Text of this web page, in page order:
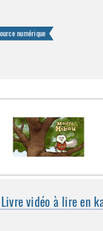
numérique
vidéo à lire en